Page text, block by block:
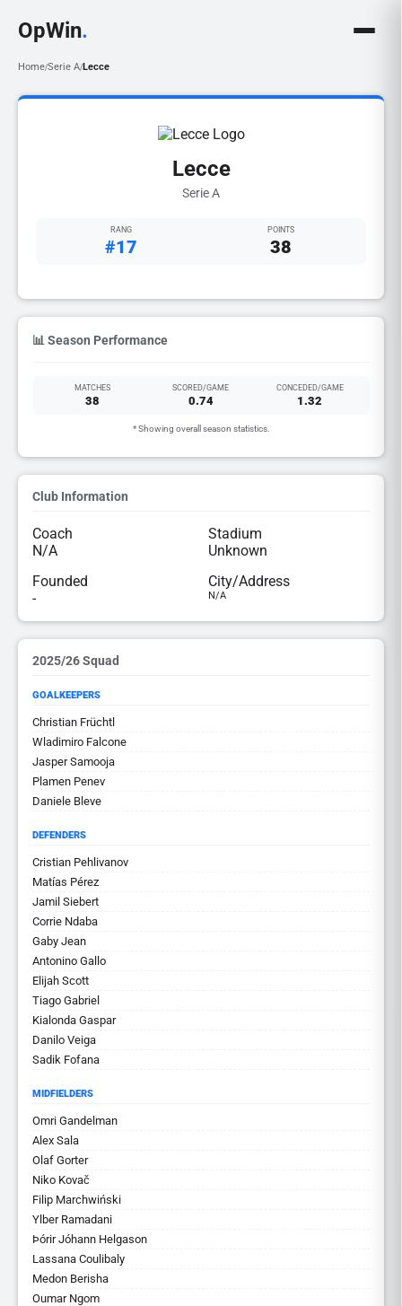
OpWin.
Home/Serie A/Lecce
Lecce
Serie A
RANG
#17
POINTS
38
📊 Season Performance
MATCHES
38
SCORED/GAME
0.74
CONCEDED/GAME
1.32
* Showing overall season statistics.
Club Information
Coach
N/A
Stadium
Unknown
Founded
-
City/Address
N/A
2025/26 Squad
GOALKEEPERS
Christian Früchtl
Wladimiro Falcone
Jasper Samooja
Plamen Penev
Daniele Bleve
DEFENDERS
Cristian Pehlivanov
Matías Pérez
Jamil Siebert
Corrie Ndaba
Gaby Jean
Antonino Gallo
Elijah Scott
Tiago Gabriel
Kialonda Gaspar
Danilo Veiga
Sadik Fofana
MIDFIELDERS
Omri Gandelman
Alex Sala
Olaf Gorter
Niko Kovač
Filip Marchwiński
Ylber Ramadani
Þórir Jóhann Helgason
Lassana Coulibaly
Medon Berisha
Oumar Ngom